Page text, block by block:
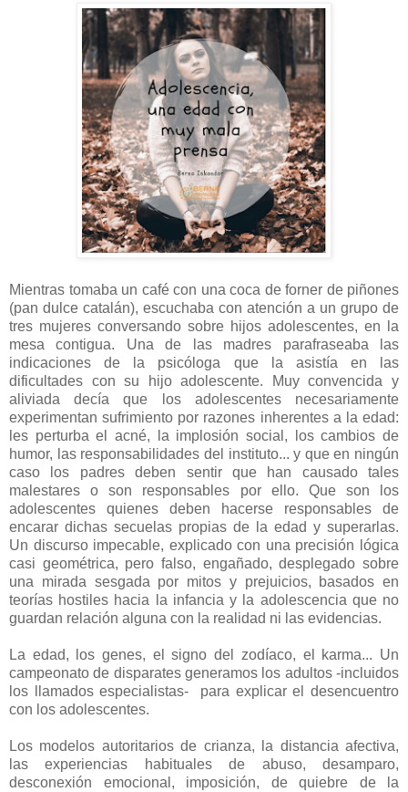
Mientras tomaba un café con una coca de forner de piñones
(pan dulce catalán), escuchaba con atención a un grupo de
tres mujeres conversando sobre hijos adolescentes, en la
mesa contigua. Una de las madres parafraseaba las
indicaciones de la psicóloga que la asistía en las
dificultades con su hijo adolescente. Muy convencida y
aliviada decía que los adolescentes necesariamente
experimentan sufrimiento por razones inherentes a la edad:
les perturba el acné, la implosión social, los cambios de
humor, las responsabilidades del instituto... y que en ningún
caso los padres deben sentir que han causado tales
malestares o son responsables por ello. Que son los
adolescentes quienes deben hacerse responsables de
encarar dichas secuelas propias de la edad y superarlas.
Un discurso impecable, explicado con una precisión lógica
casi geométrica, pero falso, engañado, desplegado sobre
una mirada sesgada por mitos y prejuicios, basados en
teorías hostiles hacia la infancia y la adolescencia que no
guardan relación alguna con la realidad ni las evidencias.
La edad, los genes, el signo del zodíaco, el karma... Un
campeonato de disparates generamos los adultos -incluidos
los llamados especialistas- para explicar el desencuentro
con los adolescentes.
Los modelos autoritarios de crianza, la distancia afectiva,
las experiencias habituales de abuso, desamparo,
desconexión emocional, imposición, de quiebre de la